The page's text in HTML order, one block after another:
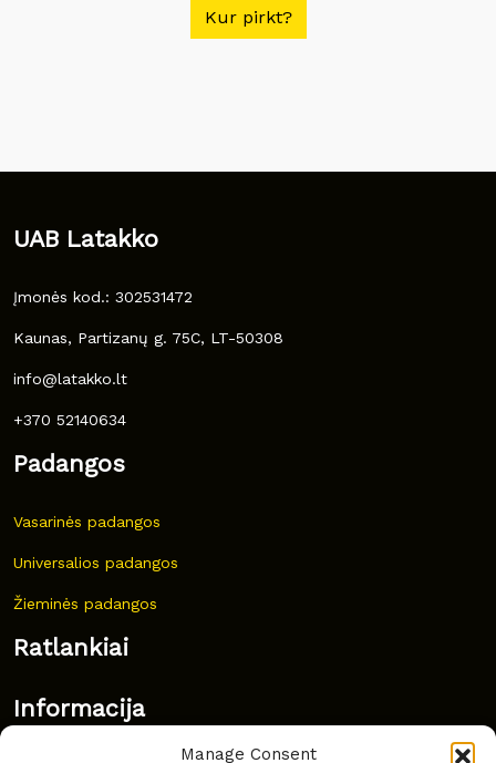
Manage Consent
Kur pirkt?
UAB Latakko
Įmonės kod.: 302531472
Kaunas, Partizanų g. 75C, LT-50308
info@latakko.lt
+370 52140634
Padangos
Vasarinės padangos
Universalios padangos
Žieminės padangos
Ratlankiai
Informacija